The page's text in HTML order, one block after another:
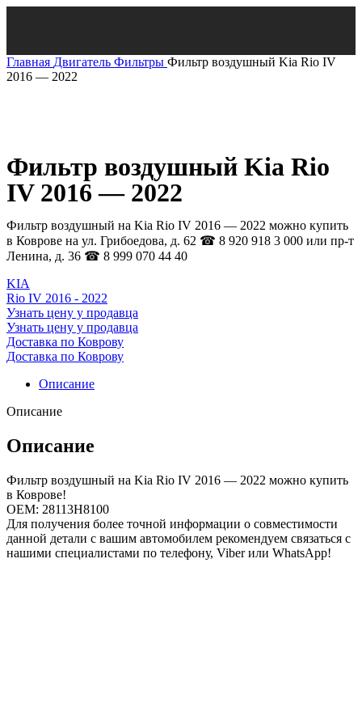
Главная Двигатель Фильтры Фильтр воздушный Kia Rio IV
2016 — 2022
Фильтр воздушный Kia Rio
IV 2016 — 2022
Фильтр воздушный на Kia Rio IV 2016 — 2022 можно купить
в Коврове на ул. Грибоедова, д. 62 ☎ 8 920 918 3 000 или пр-т
Ленина, д. 36 ☎ 8 999 070 44 40
KIA
Rio IV 2016 - 2022
Узнать цену у продавца
Узнать цену у продавца
Доставка по Коврову
Доставка по Коврову
Описание
Описание
Описание
Фильтр воздушный на Kia Rio IV 2016 — 2022 можно купить
в Коврове!
OEM: 28113H8100
Для получения более точной информации о совместимости
данной детали с вашим автомобилем рекомендуем связаться с
нашими специалистами по телефону, Viber или WhatsApp!